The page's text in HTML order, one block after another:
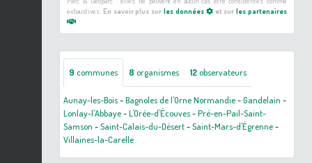
exhaustives. En savoir plus sur les données et surles partenaires
9 communes 8 organismes 12observateurs
Aunay-les-Bois-Bagnoles de l'Orne Normandie-Gandelain -
Lonlay-l'Abbaye-L'Orée-d'Écouves-Pré-en-Pail-Saint-
Samson -Saint-Calais-du-Désert-Saint-Mars-d'Égrenne-
Villaines-la-Carelle